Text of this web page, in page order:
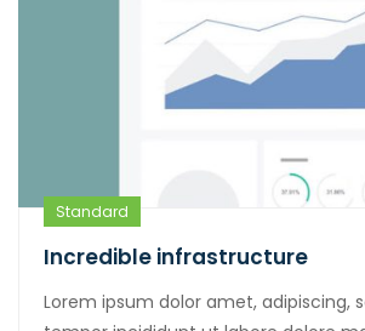
Standard
Incredible infrastructure
Lorem ipsum dolor amet, adipiscing,